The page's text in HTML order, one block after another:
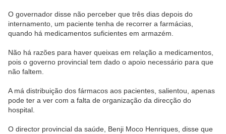
O governador disse não perceber que três dias depois do
internamento, um paciente tenha de recorrer a farmácias,
quando há medicamentos suficientes em armazém.
Não há razões para haver queixas em relação a medicamentos,
pois o governo provincial tem dado o apoio necessário para que
não faltem.
A má distribuição dos fármacos aos pacientes, salientou, apenas
pode ter a ver com a falta de organização da direcção do
hospital.
O director provincial da saúde, Benji Moco Henriques, disse que